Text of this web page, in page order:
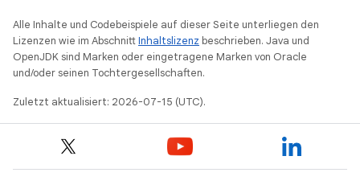
Alle Inhalte und Codebeispiele auf dieser Seite unterliegen den
Lizenzen wie im AbschnittInhaltslizenz beschrieben. Java und
OpenJDK sind Marken oder eingetragene Marken von Oracle
und/oder seinen Tochtergesellschaften.
Zuletzt aktualisiert: 2026-07-15 (UTC).